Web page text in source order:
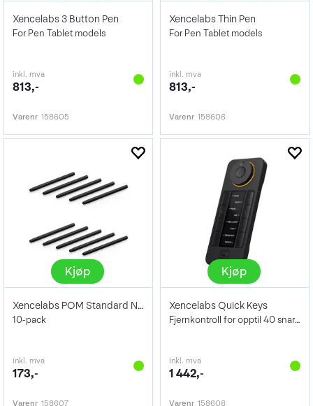
Xencelabs 3 Button Pen
For Pen Tablet models
inkl. mva
813,-
Varenr 158605
Xencelabs Thin Pen
For Pen Tablet models
inkl. mva
813,-
Varenr 158606
Kjøp
Xencelabs POM Standard Nibs
10-pack
inkl. mva
173,-
Varenr 158607
Kjøp
Xencelabs Quick Keys
Fjernkontroll for opptil 40 snarveier
inkl. mva
1 442,-
Varenr 158608